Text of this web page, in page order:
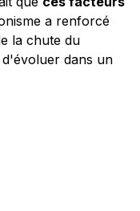
a renforcé
la chute du
dans un